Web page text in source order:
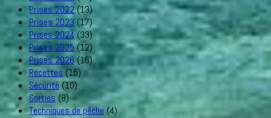
Prises 2022(13)
Prises 2023 (17)
Prises 2024(33)
Prises 2025(12)
Prises 2026 (16)
Recettes (15)
Sécurité (10)
Sorties (8)
Techniques de pêche (4)